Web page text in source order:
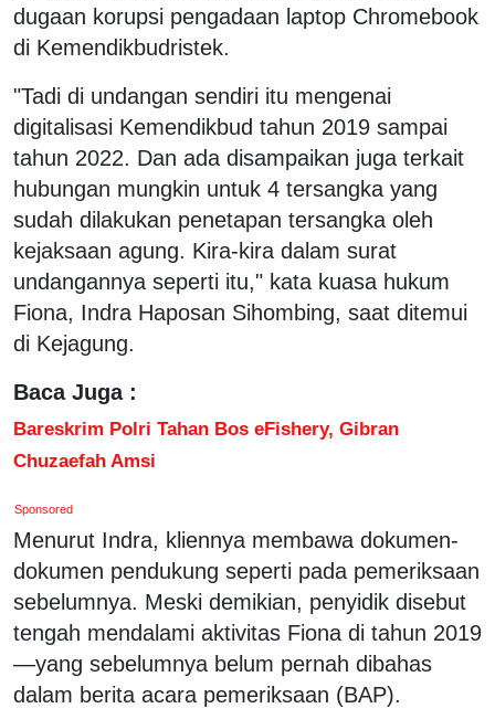
dugaan korupsi pengadaan laptop Chromebook
di Kemendikbudristek.
"Tadi di undangan sendiri itu mengenai
digitalisasi Kemendikbud tahun 2019 sampai
tahun 2022. Dan ada disampaikan juga terkait
hubungan mungkin untuk 4 tersangka yang
sudah dilakukan penetapan tersangka oleh
kejaksaan agung. Kira-kira dalam surat
undangannya seperti itu," kata kuasa hukum
Fiona, Indra Haposan Sihombing, saat ditemui
di Kejagung.
Baca Juga :
Bareskrim Polri Tahan Bos eFishery, Gibran
Chuzaefah Amsi
Sponsored
Menurut Indra, kliennya membawa dokumen-
dokumen pendukung seperti pada pemeriksaan
sebelumnya. Meski demikian, penyidik disebut
tengah mendalami aktivitas Fiona di tahun 2019
—yang sebelumnya belum pernah dibahas
dalam berita acara pemeriksaan (BAP).